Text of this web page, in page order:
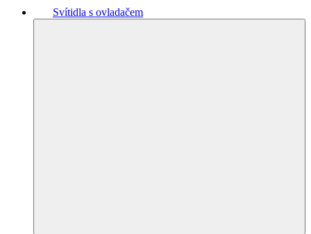
Svítidla s ovladačem